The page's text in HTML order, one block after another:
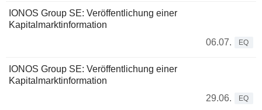
IONOS Group SE: Veröffentlichung einer
Kapitalmarktinformation
06.07.
EQ
IONOS Group SE: Veröffentlichung einer
Kapitalmarktinformation
29.06.
EQ